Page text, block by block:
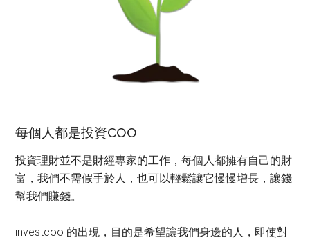
每個人都是投資COO
投資理財並不是財經專家的工作，每個人都擁有自己的財
富，我們不需假手於人，也可以輕鬆讓它慢慢增長，讓錢
幫我們賺錢。
investcoo 的出現，目的是希望讓我們身邊的人，即使對